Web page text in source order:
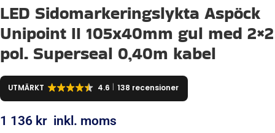
LED Sidomarkeringslykta Aspöck
Unipoint II 105x40mm gul med 2×2
pol. Superseal 0,40m kabel
UTMÄRKT 4.6 138 recensioner
1 136 kr inkl. moms